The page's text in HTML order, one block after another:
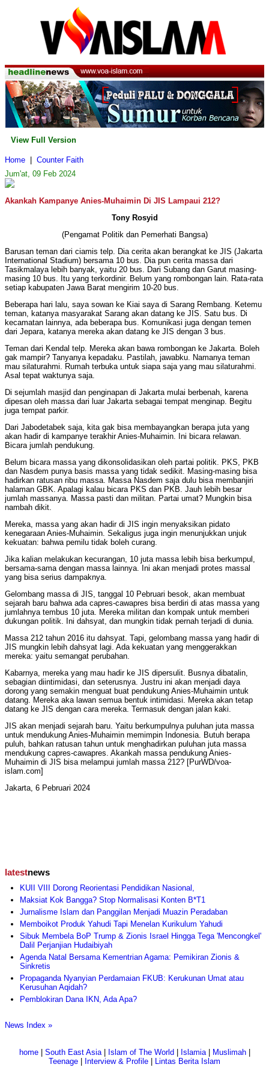
View Full Version
Home
Counter Faith
Jum'at, 09 Feb 2024
Akankah Kampanye Anies-Muhaimin Di JIS Lampaui 212?
Tony Rosyid
(Pengamat Politik dan Pemerhati Bangsa)
Barusan teman dari ciamis telp. Dia cerita akan berangkat ke JIS (Jakarta
International Stadium) bersama 10 bus. Dia pun cerita massa dari
Tasikmalaya lebih banyak, yaitu 20 bus. Dari Subang dan Garut masing-
masing 10 bus. Itu yang terkordinir. Belum yang rombongan lain. Rata-rata
setiap kabupaten Jawa Barat mengirim 10-20 bus.
Beberapa hari lalu, saya sowan ke Kiai saya di Sarang Rembang. Ketemu
teman, katanya masyarakat Sarang akan datang ke JIS. Satu bus. Di
kecamatan lainnya, ada beberapa bus. Komunikasi juga dengan temen
dari Jepara, katanya mereka akan datang ke JIS dengan 3 bus.
Teman dari Kendal telp. Mereka akan bawa rombongan ke Jakarta. Boleh
gak mampir? Tanyanya kepadaku. Pastilah, jawabku. Namanya teman
mau silaturahmi. Rumah terbuka untuk siapa saja yang mau silaturahmi.
Asal tepat waktunya saja.
Di sejumlah masjid dan penginapan di Jakarta mulai berbenah, karena
dipesan oleh massa dari luar Jakarta sebagai tempat menginap. Begitu
juga tempat parkir.
Dari Jabodetabek saja, kita gak bisa membayangkan berapa juta yang
akan hadir di kampanye terakhir Anies-Muhaimin. Ini bicara relawan.
Bicara jumlah pendukung.
Belum bicara massa yang dikonsolidasikan oleh partai politik. PKS, PKB
dan Nasdem punya basis massa yang tidak sedikit. Masing-masing bisa
hadirkan ratusan ribu massa. Massa Nasdem saja dulu bisa membanjiri
halaman GBK. Apalagi kalau bicara PKS dan PKB. Jauh lebih besar
jumlah massanya. Massa pasti dan militan. Partai umat? Mungkin bisa
nambah dikit.
Mereka, massa yang akan hadir di JIS ingin menyaksikan pidato
kenegaraan Anies-Muhaimin. Sekaligus juga ingin menunjukkan unjuk
kekuatan: bahwa pemilu tidak boleh curang.
Jika kalian melakukan kecurangan, 10 juta massa lebih bisa berkumpul,
bersama-sama dengan massa lainnya. Ini akan menjadi protes massal
yang bisa serius dampaknya.
Gelombang massa di JIS, tanggal 10 Pebruari besok, akan membuat
sejarah baru bahwa ada capres-cawapres bisa berdiri di atas massa yang
jumlahnya tembus 10 juta. Mereka militan dan kompak untuk memberi
dukungan politik. Ini dahsyat, dan mungkin tidak pernah terjadi di dunia.
Massa 212 tahun 2016 itu dahsyat. Tapi, gelombang massa yang hadir di
JIS mungkin lebih dahsyat lagi. Ada kekuatan yang menggerakkan
mereka: yaitu semangat perubahan.
Kabarnya, mereka yang mau hadir ke JIS dipersulit. Busnya dibatalin,
sebagian diintimidasi, dan seterusnya. Justru ini akan menjadi daya
dorong yang semakin menguat buat pendukung Anies-Muhaimin untuk
datang. Mereka aka lawan semua bentuk intimidasi. Mereka akan tetap
datang ke JIS dengan cara mereka. Termasuk dengan jalan kaki.
JIS akan menjadi sejarah baru. Yaitu berkumpulnya puluhan juta massa
untuk mendukung Anies-Muhaimin memimpin Indonesia. Butuh berapa
puluh, bahkan ratusan tahun untuk menghadirkan puluhan juta massa
mendukung capres-cawapres. Akankah massa pendukung Anies-
Muhaimin di JIS bisa melampui jumlah massa 212? [PurWD/voa-
islam.com]
Jakarta, 6 Pebruari 2024
latestnews
KUII VIII Dorong Reorientasi Pendidikan Nasional,
Maksiat Kok Bangga? Stop Normalisasi Konten B*T1
Jurnalisme Islam dan Panggilan Menjadi Muazin Peradaban
Memboikot Produk Yahudi Tapi Menelan Kurikulum Yahudi
Sibuk Membela BoP Trump & Zionis Israel Hingga Tega 'Mencongkel'
Dalil Perjanjian Hudaibiyah
Agenda Natal Bersama Kementrian Agama: Pemikiran Zionis &
Sinkretis
Propaganda Nyanyian Perdamaian FKUB: Kerukunan Umat atau
Kerusuhan Aqidah?
Pemblokiran Dana IKN, Ada Apa?
News Index »
home| South East Asia| Islam of The World Islamia| Muslimah|
Teenage
Interview & Profile Lintas Berita Islam